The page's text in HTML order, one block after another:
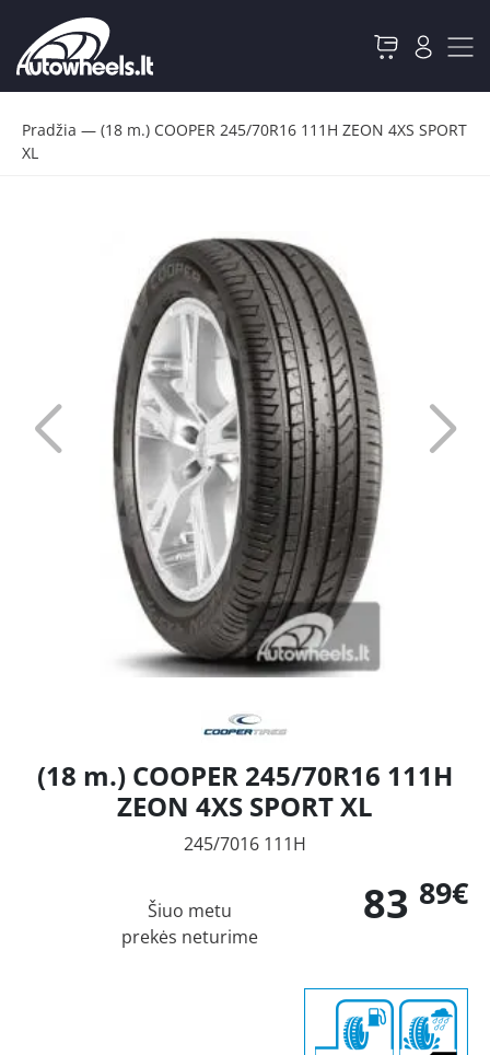
Pradžia — (18 m.) COOPER 245/70R16 111H ZEON 4XS SPORT
XL
(18 m.) COOPER 245/70R16 111H
ZEON 4XS SPORT XL
245/7016 111H
83 89€
Šiuo metu
prekės neturime